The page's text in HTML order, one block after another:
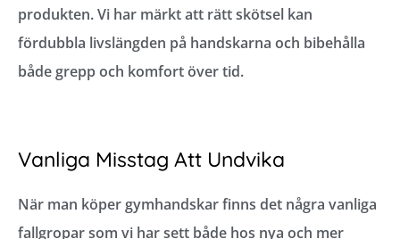
produkten. Vi har märkt att rätt skötsel kan
fördubbla livslängden på handskarna och bibehålla
både grepp och komfort över tid.
Vanliga Misstag Att Undvika
När man köper gymhandskar finns det några vanliga
fallgroparsom vi har sett både hos nya och mer